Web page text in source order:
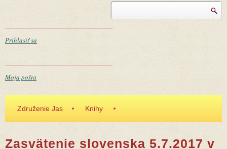
Vyhľadávanie
Prihlasiť sa
Moja pošta
Združenie Jas Knihy
Zasvätenie slovenska 5.7.2017 v